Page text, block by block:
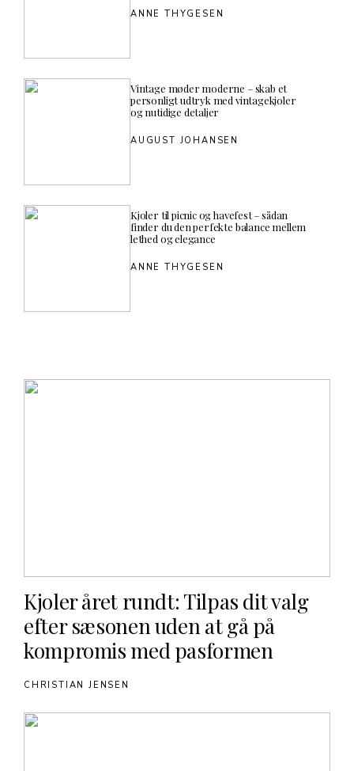
ANNE THYGESEN
Vintage møder moderne – skab et
personligt udtryk med vintagekjoler
og nutidige detaljer
AUGUST JOHANSEN
Kjoler til picnic og havefest – sådan
finder du den perfekte balance mellem
lethed og elegance
ANNE THYGESEN
Kjoler året rundt: Tilpas dit valg
efter sæsonen uden at gå på
kompromis med pasformen
CHRISTIAN JENSEN